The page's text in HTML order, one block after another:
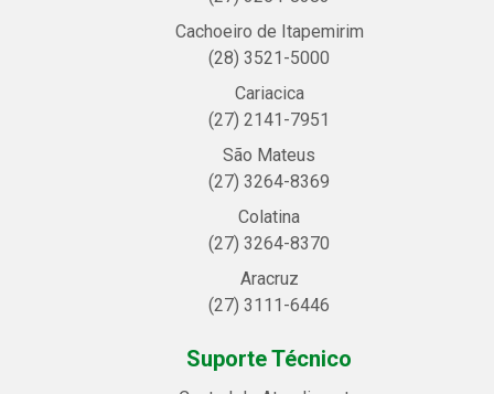
Cachoeiro de Itapemirim
(28) 3521-5000
Cariacica
(27) 2141-7951
São Mateus
(27) 3264-8369
Colatina
(27) 3264-8370
Aracruz
(27) 3111-6446
Suporte Técnico